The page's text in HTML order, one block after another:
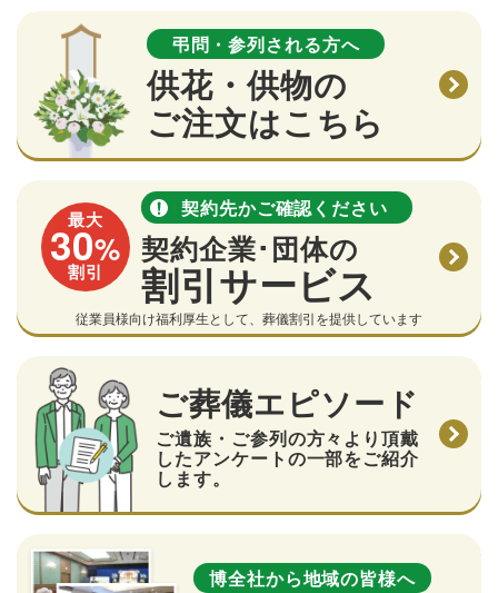
弔問・参列される方へ
供花・供物の
ご注文はこちら
最大
30%
割引
契約先かご確認ください
契約企業･団体の
割引サービス
従業員様向け福利厚生として、葬儀割引を提供しています
ご葬儀エピソード
ご遺族・ご参列の方々より頂戴
したアンケートの一部をご紹介
します。
博全社から地域の皆様へ